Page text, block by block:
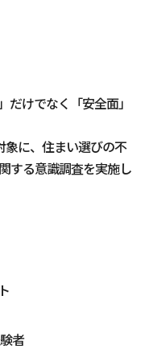
けでなく「安全面」
に、住まい選びの不
する意識調査を実施し
者